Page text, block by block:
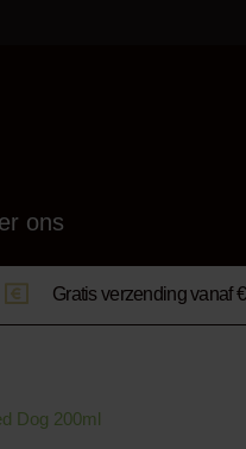
ons
Gratis verzending vanaf
Dog 200ml